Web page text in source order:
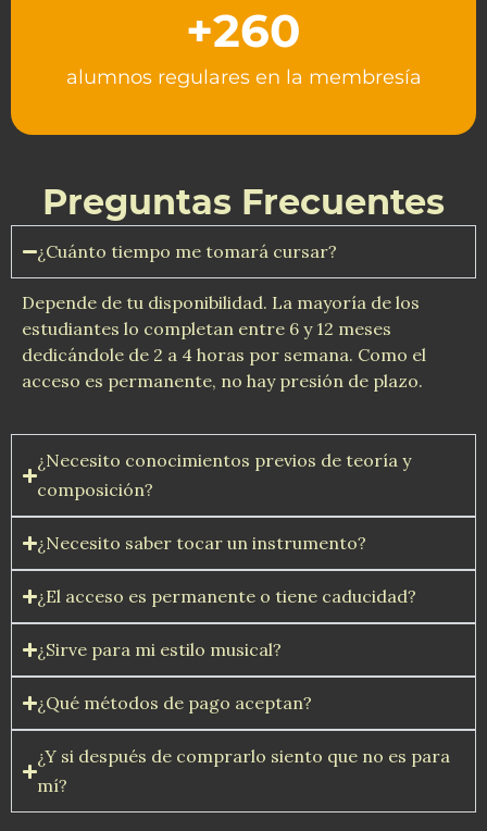
alumnos regulares en la membresía
+260
Preguntas Frecuentes
¿Cuánto tiempo me tomará cursar?
Depende de tu disponibilidad. La mayoría de los
estudiantes lo completan entre 6 y 12 meses
dedicándole de 2 a 4 horas por semana. Como el
acceso es permanente, no hay presión de plazo.
¿Necesito conocimientos previos de teoría y
composición?
¿Necesito saber tocar un instrumento?
¿El acceso es permanente o tiene caducidad?
¿Sirve para mi estilo musical?
¿Qué métodos de pago aceptan?
¿Y si después de comprarlo siento que no es para
mí?